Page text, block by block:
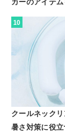
10
クールネック
暑さ対策に役